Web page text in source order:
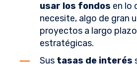
usar los fondos en lo
necesite, algo de gran
proyectos a largo
estratégicas.
Sus tasas de interés